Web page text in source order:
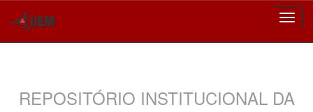
REPOSITÓRIO INSTITUCIONAL DA